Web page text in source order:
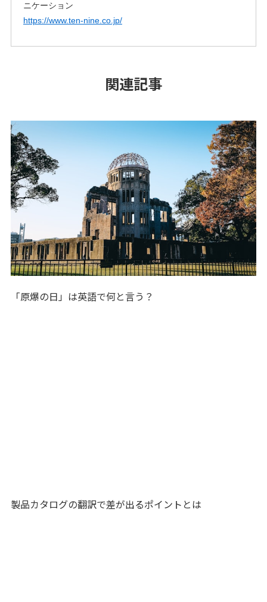
ニケーション
https://www.ten-nine.co.jp/
関連記事
「原爆の日」は英語で何と言う？
製品カタログの翻訳で差が出るポイントとは